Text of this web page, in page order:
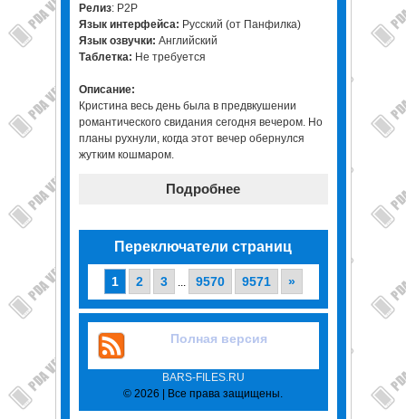
Релиз: P2P
Язык интерфейса: Русский (от Панфилка)
Язык озвучки: Английский
Таблетка: Не требуется
Описание:
Кристина весь день была в предвкушении
романтического свидания сегодня вечером. Но
планы рухнули, когда этот вечер обернулся
жутким кошмаром.
Подробнее
Переключатели страниц
1 2 3 ... 9570 9571 »
Полная версия
BARS-FILES.RU
© 2026 | Все права защищены.